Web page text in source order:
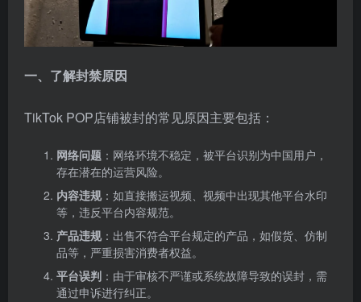
一、了解封禁原因
TikTok POP店铺被封的常见原因主要包括：
网络问题 ：网络环境不稳定，被平台识别为中国用户，
存在潜在的运营风险。
内容违规：如直接搬运视频、视频中出现其他平台水印
等，违反平台内容规范。
产品违规：出售不符合平台规定的产品，如假货、仿制
品等，严重损害消费者权益。
平台误判 ：由于审核不严谨或系统故障导致的误封，需
通过申诉进行纠正。